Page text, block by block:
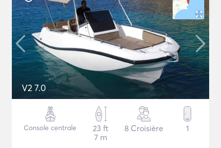
V2 7.0
Console centrale
23 ft
7 m
8 Croisière 1